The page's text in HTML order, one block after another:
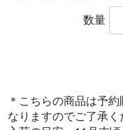
数量
＊こちらの商品は予
なりますのでご了承く